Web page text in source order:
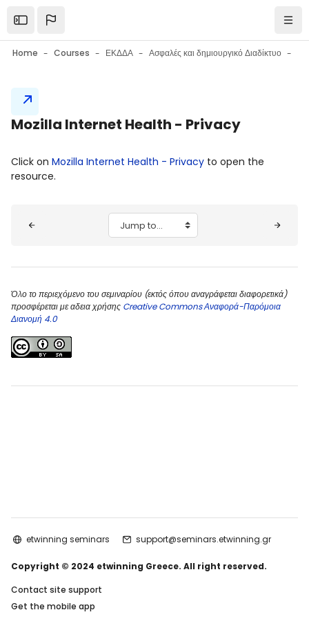
Open the sidebar
Home Courses ΕΚΔΔΑ Ασφαλές και δημιουργικό Διαδίκτυο
Blocks
Mozilla Internet Health - Privacy
Blocks
Completion requirements
Click on Mozilla Internet Health - Privacy to open the
resource.
Jump to...
Όλο το περιεχόμενο του σεμιναρίου (εκτός όπου αναγράφεται διαφορετικά)
προσφέρεται με αδεια χρήσης Creative Commons Αναφορά-Παρόμοια
Διανομή 4.0
etwinning seminars support@seminars.etwinning.gr
Copyright © 2024 etwinning Greece. All right reserved.
Contact site support
Get the mobile app